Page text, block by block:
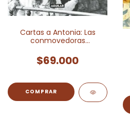
Cartas a Antonia: Las
conmovedoras
de un abuelo a su nieta
$69.000